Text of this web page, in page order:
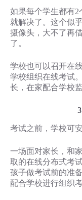
如果每个学生都有2
就解决了。这个似
摄像头，大不了再
了。
学校也可以召开在
学校组织在线考试
长，在家配合学校监
考试之前，学校可
一场面对家长，和
取的在线分布式考
孩子做考试前的准
配合学校进行组织